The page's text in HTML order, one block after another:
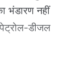
भंडारण नहीं
डीजल